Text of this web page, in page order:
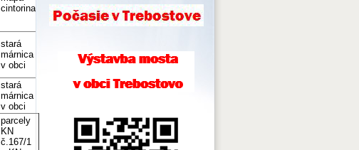
cintorina
stará
márnica
v obci
stará
márnica
v obci
parcely
KN
č.167/1